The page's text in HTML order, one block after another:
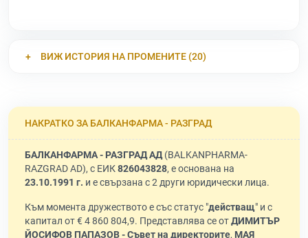
ВИЖ ИСТОРИЯ НА ПРОМЕНИТЕ (20)
НАКРАТКО ЗА БАЛКАНФАРМА - РАЗГРАД
БАЛКАНФАРМА - РАЗГРАД АД(BALKANPHARMA-
RAZGRAD AD), с ЕИК826043828, е основана на
23.10.1991 г. и е свързана с 2 други юридически лица.
Към момента дружеството е със статус "действащ" и с
капитал от € 4 860 804,9. Представлява се отДИМИТЪР
ЙОСИФОВ ПАПАЗОВ - Съвет на директорите, МАЯ